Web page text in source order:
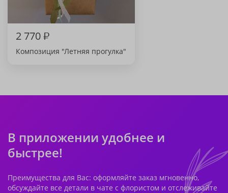
2 770₽
Композиция "Летняя прогулка"
В приложении удобнее и
быстрее!
Преимущества для Вас: оформляйте заказ мгновенно,
обсуждайте все детали в чате с флористом и отслеживайте